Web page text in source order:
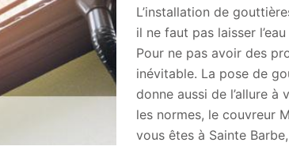
L’installation de
il ne faut pas laisser
Pour ne pas avoir des
inévitable. La pose de
donne aussi de l’allure
les normes, le couvreur
vous êtes à Sainte